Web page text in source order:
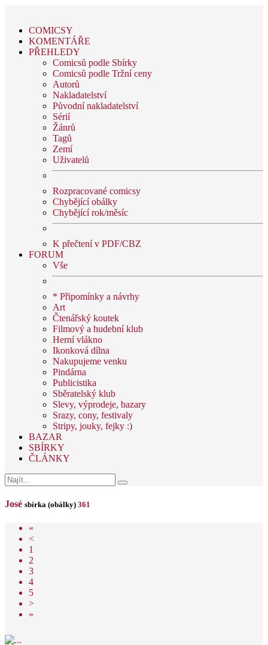
COMICSY
KOMENTÁŘE
PŘEHLEDY
Comicsů podle Sbírky
Comicsů podle Tržní ceny
Autorů
Nakladatelství
Původní nakladatelství
Sérií
Žánrů
Tagů
Zemí
Uživatelů
Rozpracované comicsy
Chybějící obálky
Chybějící rok/měsíc
K přečtení v PDF/CBZ
FORUM
Vše
* Připomínky a návrhy
Art
Čtenářský koutek
Filmový a hudební klub
Herní vlákno
Ikonková dílna
Nakupujeme venku
Pindárna
Publicistika
Sběratelský klub
Slevy, výprodeje, bazary
Srazy, cony, festivaly
Stripy, jouky, fejky :)
BAZAR
SBÍRKY
ČLÁNKY
José sbírka (obálky) 361
«
<
1
2
3
4
5
>
»